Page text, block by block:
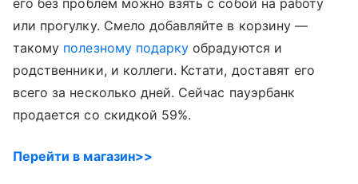
его без проблем можно взять с собой на работу
или прогулку. Смело добавляйте в корзину —
такому полезному подарку обрадуются и
родственники, и коллеги. Кстати, доставят его
всего за несколько дней. Сейчас пауэрбанк
продается со скидкой 59%.
Перейти в магазин>>